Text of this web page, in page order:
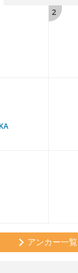
2
アンカー一覧